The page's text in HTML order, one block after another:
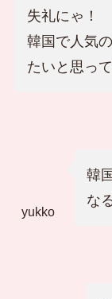
失礼にゃ！
韓国で人気
たいと思っ
yukko
韓
な